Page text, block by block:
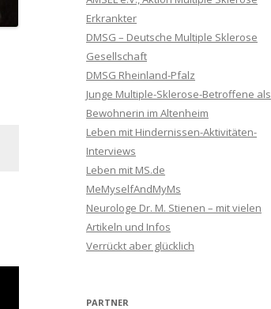
Erkrankter
DMSG – Deutsche Multiple Sklerose
Gesellschaft
DMSG Rheinland-Pfalz
Junge Multiple-Sklerose-Betroffene als
Bewohnerin im Altenheim
Leben mit Hindernissen-Aktivitäten-
Interviews
Leben mit MS.de
MeMyselfAndMyMs
Neurologe Dr. M. Stienen – mit vielen
Artikeln und Infos
Verrückt aber glücklich
PARTNER